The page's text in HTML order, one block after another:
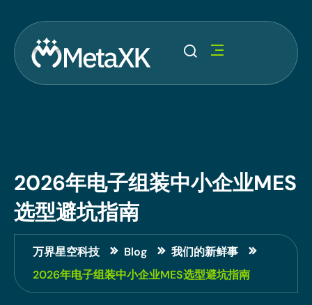
2026年电子组装中小企业MES
选型避坑指南
万界星空科技 Blog
我们的新鲜事
2026年电子组装中小企业MES选型避坑指南